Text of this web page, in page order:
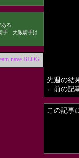
ある
手 天敵騎手は
nave BLOG
先週の結
←前の記
この記事